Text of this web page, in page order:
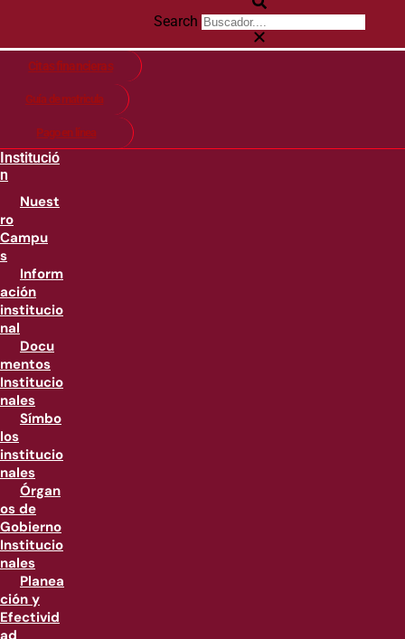
Search
Citas financieras
Guía de matricula
Pago en línea
Institució
n
Nuest
ro
Campu
s
Inform
ación
institucio
nal
Docu
mentos
Institucio
nales
Símbo
los
institucio
nales
Órgan
os de
Gobierno
Institucio
nales
Planea
ción y
Efectivid
ad